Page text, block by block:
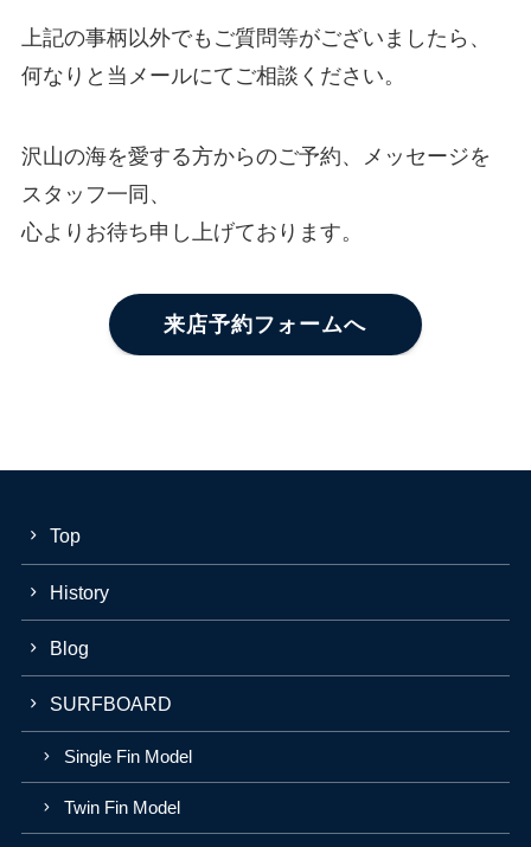
上記の事柄以外でもご質問等がございましたら、
何なりと当メールにてご相談ください。
沢山の海を愛する方からのご予約、メッセージを
スタッフ一同、
心よりお待ち申し上げております。
来店予約フォームへ
Top
History
Blog
SURFBOARD
Single Fin Model
Twin Fin Model